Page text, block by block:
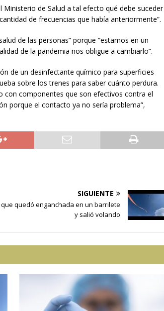
de Salud a tal efecto qué debe suceder
de frecuencias que había anteriormente”.
de las personas” porque “estamos en un
de la pandemia nos obligue a cambiarlo”.
de un desinfectante químico para superficies
sobre los trenes para saber cuánto perdura.
con componentes que son efectivos contra el
porque el contacto ya no sería problema”,
SIGUIENTE
quedó enganchada en un barrilete
y salió volando